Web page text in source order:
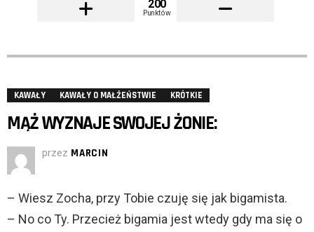
200
Punktów
KAWAŁY KAWAŁY O MAŁŻEŃSTWIE KRÓTKIE
MĄŻ WYZNAJE SWOJEJ ŻONIE:
przez MARCIN
– Wiesz Zocha, przy Tobie czuję się jak bigamista.
– No co Ty. Przecież bigamia jest wtedy gdy ma się o